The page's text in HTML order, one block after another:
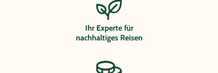
Ihr Experte für
nachhaltiges Reisen